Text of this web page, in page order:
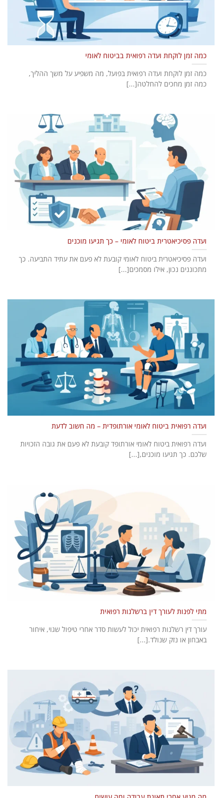
כמה זמן לוקחת ועדה רפואית בביטוח לאומי
כמה זמן לוקחת ועדה רפואית בפועל, מה משפיע על משך ההליך,
כמה זמן מחכים להחלטה[...]
ועדה פסיכיאטרית ביטוח לאומי – כך תגיעו מוכנים
ועדה פסיכיאטרית ביטוח לאומי קובעת לא פעם את עתיד התביעה. כך
מתכוננים נכון, אילו מסמכים[...]
ועדה רפואית ביטוח לאומי אורתופדית – מה חשוב לדעת
ועדה רפואית ביטוח לאומי אורתופד קובעת לא פעם את גובה הזכויות
שלכם. כך תגיעו מוכנים,[...]
מתי לפנות לעורך דין ברשלנות רפואית
עורך דין רשלנות רפואית יכול לעשות סדר אחרי טיפול שגוי, איחור
באבחון או נזק שנולד.[...]